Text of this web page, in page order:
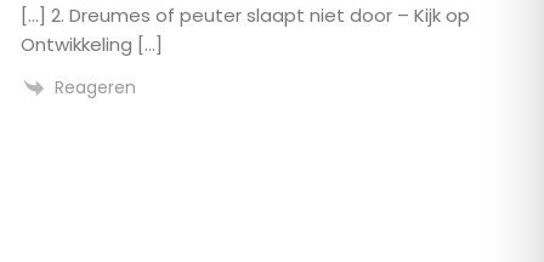
[…] 2. Dreumes of peuter slaapt niet door – Kijk op
Ontwikkeling […]
Reageren